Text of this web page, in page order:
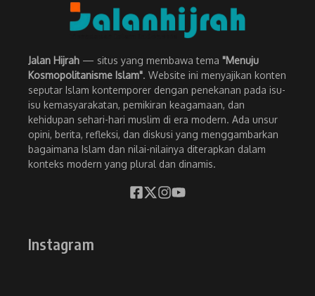
Jalan Hijrah — situs yang membawa tema "Menuju
Kosmopolitanisme Islam". Website ini menyajikan konten
seputar Islam kontemporer dengan penekanan pada isu-
isu kemasyarakatan, pemikiran keagamaan, dan
kehidupan sehari-hari muslim di era modern. Ada unsur
opini, berita, refleksi, dan diskusi yang menggambarkan
bagaimana Islam dan nilai-nilainya diterapkan dalam
konteks modern yang plural dan dinamis.
Instagram